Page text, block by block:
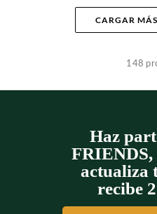
+
+
CARGAR
148
Haz
FRIENDS,
actualiza
recibe